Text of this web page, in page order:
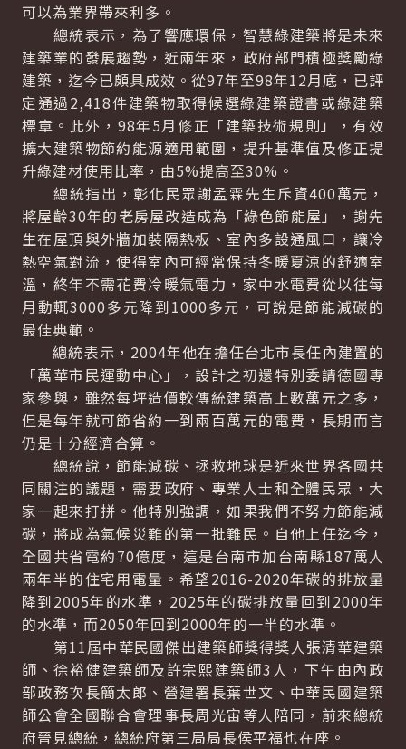
可以為業界帶來利多。
總統表示，為了響應環保，智慧綠建築將是未來
建築業的發展趨勢，近兩年來，政府部門積極獎勵綠
建築，迄今已頗具成效。從97年至98年12月底，已評
定通過2,418件建築物取得候選綠建築證書或綠建築
標章。此外，98年5月修正「建築技術規則」，有效
擴大建築物節約能源適用範圍，提升基準值及修正提
升綠建材使用比率，由5%提高至30%。
總統指出，彰化民眾謝孟霖先生斥資400萬元，
將屋齡30年的老房屋改造成為「綠色節能屋」，謝先
生在屋頂與外牆加裝隔熱板、室內多設通風口，讓冷
熱空氣對流，使得室內可經常保持冬暖夏涼的舒適室
溫，終年不需花費冷暖氣電力，家中水電費從以往每
月動輒3000多元降到1000多元，可說是節能減碳的
最佳典範。
總統表示，2004年他在擔任台北市長任內建置的
「萬華市民運動中心」，設計之初還特別委請德國專
家參與，雖然每坪造價較傳統建築高上數萬元之多，
但是每年就可節省約一到兩百萬元的電費，長期而言
仍是十分經濟合算。
總統說，節能減碳、拯救地球是近來世界各國共
同關注的議題，需要政府、專業人士和全體民眾，大
家一起來打拼。他特別強調，如果我們不努力節能減
碳，將成為氣候災難的第一批難民。自他上任迄今，
全國共省電約70億度，這是台南市加台南縣187萬人
兩年半的住宅用電量。希望2016-2020年碳的排放量
降到2005年的水準，2025年的碳排放量回到2000年
的水準，而2050年回到2000年的一半的水準。
第11屆中華民國傑出建築師獎得獎人張清華建築
師、徐裕健建築師及許宗熙建築師3人，下午由內政
部政務次長簡太郎、營建署長葉世文、中華民國建築
師公會全國聯合會理事長周光宙等人陪同，前來總統
府晉見總統，總統府第三局局長侯平福也在座。